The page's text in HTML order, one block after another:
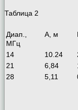
Таблица 2
Диап.,
МГц
А, м
14 10.24
21
6,84
28
5,11